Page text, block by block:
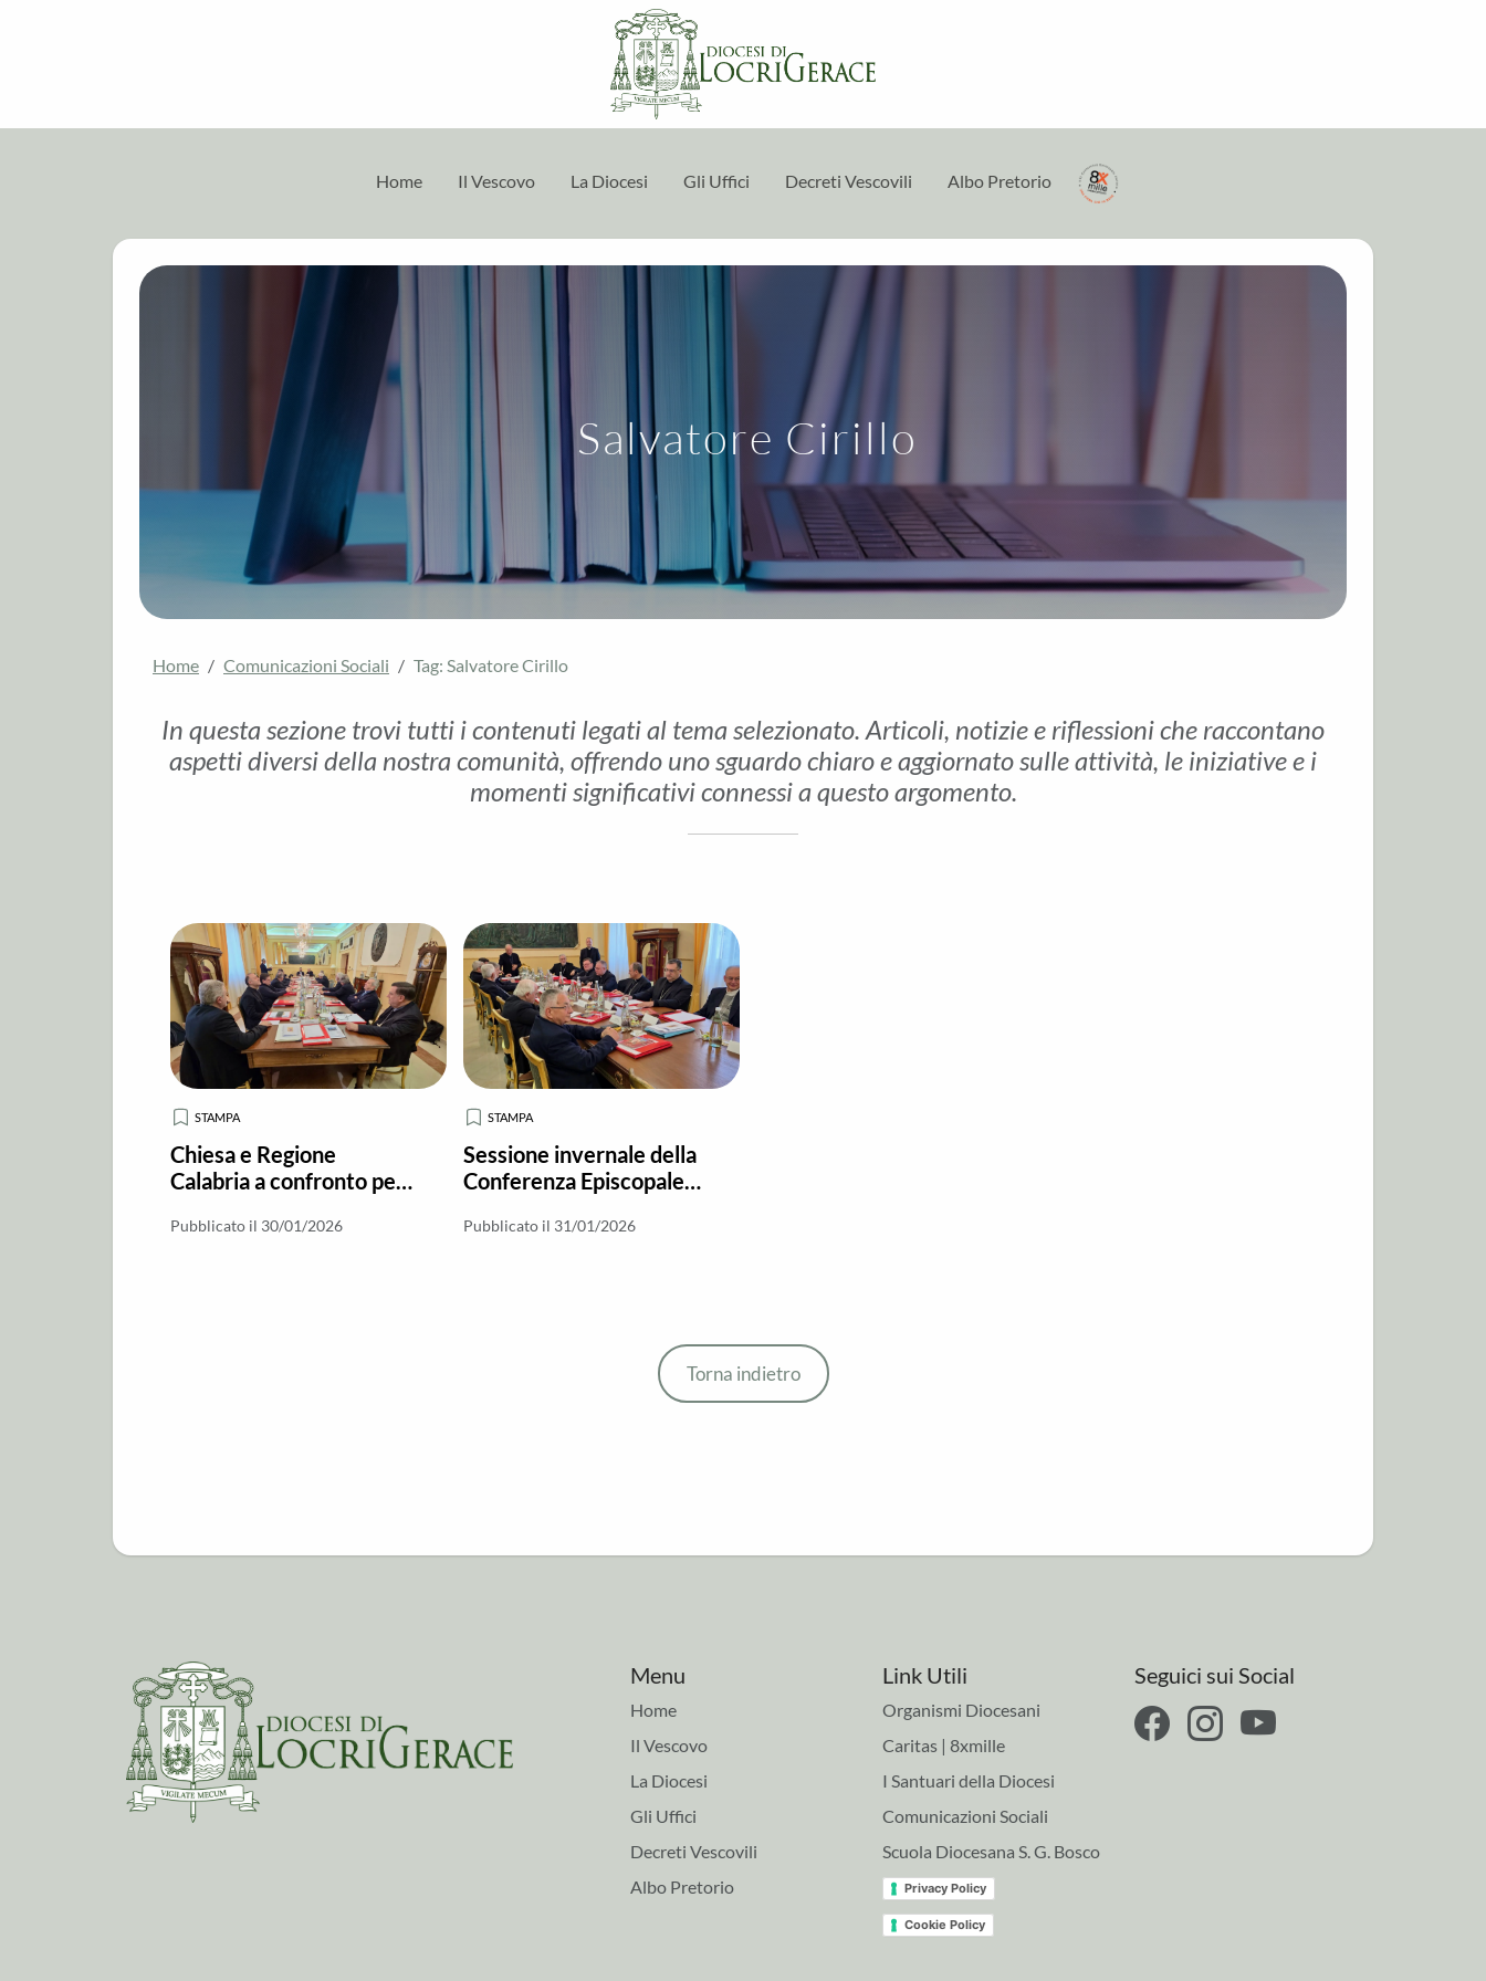
Home Il Vescovo La Diocesi Gli Uffici Decreti Vescovili Albo Pretorio
Salvatore Cirillo
Home Comunicazioni Sociali Tag: Salvatore Cirillo
In questa sezione trovi tutti i contenuti legati al tema selezionato. Articoli, notizie e riflessioni che raccontano
aspetti diversi della nostra comunità, offrendo uno sguardo chiaro e aggiornato sulle attività, le iniziative e i
momenti significativi connessi a questo argomento.
STAMPA
Chiesa e Regione
Calabria a confronto per
comune
Pubblicato il 30/01/2026
STAMPA
Sessione invernale della
Conferenza Episcopale
sociali al centro
Pubblicato il 31/01/2026
Torna indietro
Menu
Home
Il Vescovo
La Diocesi
Gli Uffici
Decreti Vescovili
Albo Pretorio
Link Utili
Organismi Diocesani
Caritas | 8xmille
I Santuari della Diocesi
Comunicazioni Sociali
Scuola Diocesana S. G. Bosco
Privacy Policy
Cookie Policy
Seguici sui Social